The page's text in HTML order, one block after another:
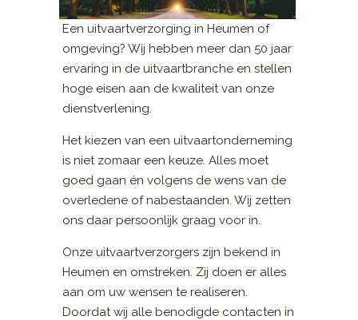
Een uitvaartverzorging in Heumen of
omgeving? Wij hebben meer dan 50 jaar
ervaring in de uitvaartbranche en stellen
hoge eisen aan de kwaliteit van onze
dienstverlening.
Het kiezen van een uitvaartonderneming
is niet zomaar een keuze. Alles moet
goed gaan én volgens de wens van de
overledene of nabestaanden. Wij zetten
ons daar persoonlijk graag voor in.
Onze uitvaartverzorgers zijn bekend in
Heumen en omstreken. Zij doen er alles
aan om uw wensen te realiseren.
Doordat wij alle benodigde contacten in